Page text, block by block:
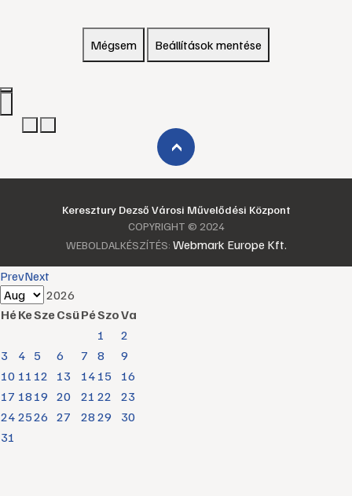
Mégsem Beállítások mentése
›
Keresztury Dezső Városi Művelődési Központ
COPYRIGHT © 2024
WEBOLDALKÉSZÍTÉS: Webmark Europe Kft.
PrevNext
2026
HéKeSzeCsüPéSzoVa
1
2
3
4 5 6 7 8
9
10 11 12 13 14 15
16
17 18 19 20 21 22
23
24 2526 27 28 29
30
31